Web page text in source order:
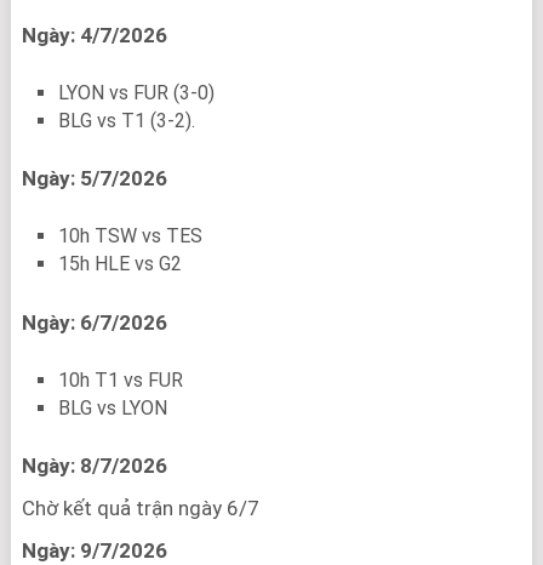
Ngày: 4/7/2026
LYON vs FUR (3-0)
BLG vs T1 (3-2).
Ngày: 5/7/2026
10h TSW vs TES
15h HLE vs G2
Ngày: 6/7/2026
10h T1 vs FUR
BLG vs LYON
Ngày: 8/7/2026
Chờ kết quả trận ngày 6/7
Ngày: 9/7/2026